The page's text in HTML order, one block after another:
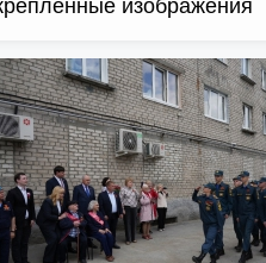
изображения